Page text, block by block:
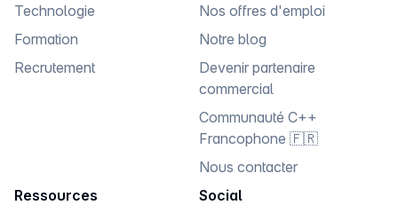
Technologie
Formation
Recrutement
Nos offres d'emploi
Notre blog
Devenir partenaire
commercial
Communauté C++
Francophone 🇫🇷
Nous contacter
Ressources
Social